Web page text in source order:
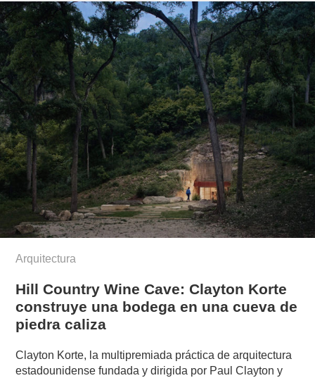
Arquitectura
Hill Country Wine Cave: Clayton Korte
construye una bodega en una cueva de
piedra caliza
Clayton Korte, la multipremiada práctica de arquitectura
estadounidense fundada y dirigida por Paul Clayton y